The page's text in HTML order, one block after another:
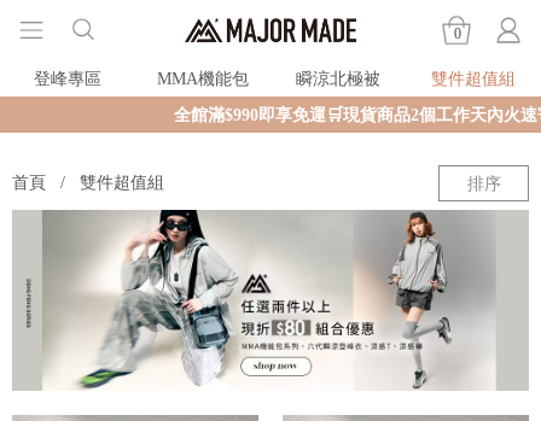
0
登峰專區 MMA機能包 瞬涼北極被
雙件超值組
全館滿$990即享免運🛒現貨商品2個工作天內火速寄
首頁 雙件超值組 排序